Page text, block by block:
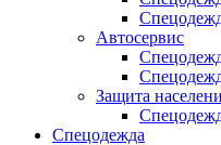
Автосервис
Защита
Спецодежда